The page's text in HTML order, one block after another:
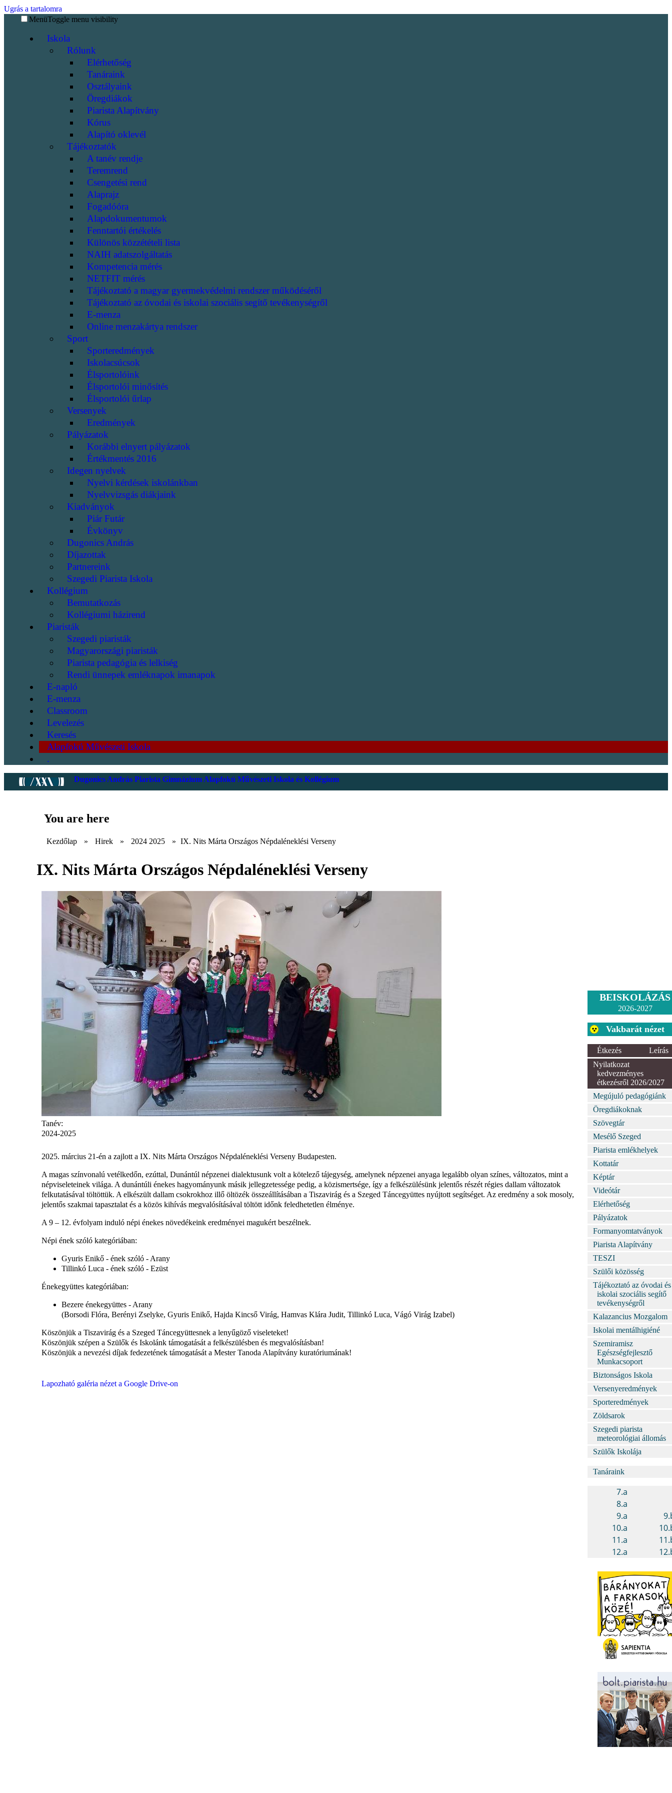
Ugrás a tartalomra
MenüToggle menu visibility
Iskola
Rólunk
Elérhetőség
Tanáraink
Osztályaink
Öregdiákok
Piarista Alapítvány
Kórus
Alapító oklevél
Tájékoztatók
A tanév rendje
Teremrend
Csengetési rend
Alaprajz
Fogadóóra
Alapdokumentumok
Fenntartói értékelés
Különös közzétételi lista
NAIH adatszolgáltatás
Kompetencia mérés
NETFIT mérés
Tájékoztató a magyar gyermekvédelmi rendszer működéséről
Tájékoztató az óvodai és iskolai szociális segítő tevékenységről
E-menza
Online menzakártya rendszer
Sport
Sporteredmények
Iskolacsúcsok
Élsportolóink
Élsportolói minősítés
Élsportolói űrlap
Versenyek
Eredmények
Pályázatok
Korábbi elnyert pályázatok
Értékmentés 2016
Idegen nyelvek
Nyelvi kérdések iskolánkban
Nyelvvizsgás diákjaink
Kiadványok
Piár Futár
Évkönyv
Dugonics András
Díjazottak
Partnereink
Szegedi Piarista Iskola
Kollégium
Bemutatkozás
Kollégiumi házirend
Piaristák
Szegedi piaristák
Magyarországi piaristák
Piarista pedagógia és lelkiség
Rendi ünnepek emléknapok imanapok
E-napló
E-menza
Classroom
Levelezés
Keresés
Alapfokú Művészeti Iskola
.
Dugonics András Piarista Gimnázium Alapfokú Művészeti Iskola és Kollégium
You are here
Kezdőlap » Hirek » 2024 2025 » IX. Nits Márta Országos Népdaléneklési Verseny
IX. Nits Márta Országos Népdaléneklési Verseny
Tanév:
2024-2025
2025. március 21-én a zajlott a IX. Nits Márta Országos Népdaléneklési Verseny Budapesten.
A magas színvonalú vetélkedőn, ezúttal, Dunántúl népzenei dialektusunk volt a kötelező tájegység, amelynek népzenei anyaga legalább olyan színes, változatos, mint a
népviseleteinek világa. A dunántúli énekes hagyományunk másik jellegzetessége pedig, a közismertsége, így a felkészülésünk jelentős részét régies dallam változatok
felkutatásával töltöttük. A elkészült dallam csokrokhoz illő öltözék összeállításában a Tiszavirág és a Szeged Táncegyüttes nyújtott segítséget. Az eredmény a sok mosoly,
jelentős szakmai tapasztalat és a közös kihívás megvalósításával töltött időnk feledhetetlen élménye.
A 9 – 12. évfolyam induló népi énekes növedékeink eredményei magukért beszélnek.
Népi ének szóló kategóriában:
Gyuris Enikő - ének szóló - Arany
Tillinkó Luca - ének szóló - Ezüst
Énekegyüttes kategóriában:
Bezere énekegyüttes - Arany
(Borsodi Flóra, Berényi Zselyke, Gyuris Enikő, Hajda Kincső Virág, Hamvas Klára Judit, Tillinkó Luca, Vágó Virág Izabel)
Köszönjük a Tiszavirág és a Szeged Táncegyüttesnek a lenyűgöző viseleteket!
Köszönjük szépen a Szülők és Iskolánk támogatását a felkészülésben és megvalósításban!
Köszönjük a nevezési díjak fedezetének támogatását a Mester Tanoda Alapítvány kuratóriumának!
Lapozható galéria nézet a Google Drive-on
BEISKOLÁZÁS
2026-2027
Vakbarát nézet
Étkezés
Leírás
Nyilatkozat
kedvezményes
étkezésről 2026/2027
Megújuló pedagógiánk
Öregdiákoknak
Szövegtár
Mesélő Szeged
Piarista emlékhelyek
Kottatár
Képtár
Videótár
Elérhetőség
Pályázatok
Formanyomtatványok
Piarista Alapítvány
TESZI
Szülői közösség
Tájékoztató az óvodai és
iskolai szociális segítő
tevékenységről
Kalazancius Mozgalom
Iskolai mentálhigiéné
Szemiramisz
Egészségfejlesztő
Munkacsoport
Biztonságos Iskola
Versenyeredmények
Sporteredmények
Zöldsarok
Szegedi piarista
meteorológiai állomás
Szülők Iskolája
Tanáraink